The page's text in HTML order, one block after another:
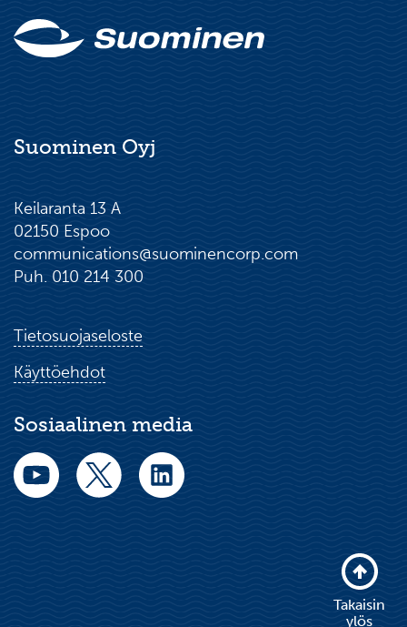
Suominen Oyj
Keilaranta 13 A
02150 Espoo
communications@suominencorp.com
Puh. 010 214 300
Tietosuojaseloste
Käyttöehdot
Sosiaalinen media
Takaisin
ylös